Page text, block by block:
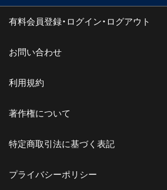
有料会員登録・ログイン・ログアウト
お問い合わせ
利用規約
著作権について
特定商取引法に基づく表記
プライバシーポリシー